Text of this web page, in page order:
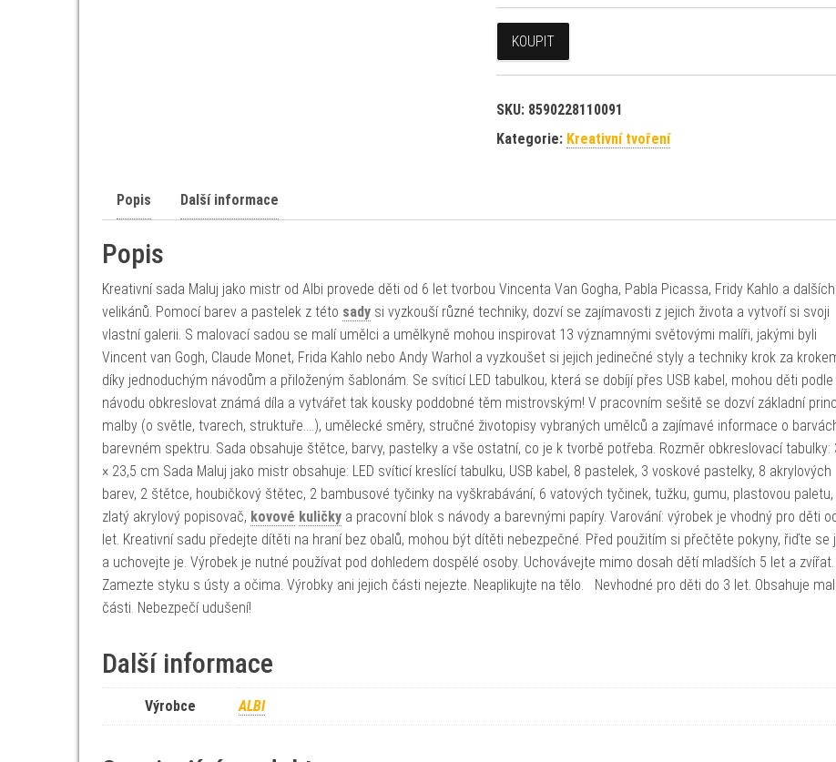
KOUPIT
SKU: 8590228110091
Kategorie: Kreativní tvoření
Popis Další informace
Popis
Kreativní sada Maluj jako mistr od Albi provede děti od 6 let tvorbou Vincenta Van Gogha, Pabla Picassa, Fridy Kahlo a dalších
velikánů. Pomocí barev a pastelek z této sady si vyzkouší různé techniky, dozví se zajímavosti z jejich života a vytvoří si svoji
vlastní galerii. S malovací sadou se malí umělci a umělkyně mohou inspirovat 13 významnými světovými malíři, jakými byli
Vincent van Gogh, Claude Monet, Frida Kahlo nebo Andy Warhol a vyzkoušet si jejich jedinečné styly a techniky krok za
díky jednoduchým návodům a přiloženým šablonám. Se svíticí LED tabulkou, která se dobíjí přes USB kabel, mohou děti podle
návodu obkreslovat známá díla a vytvářet tak kousky poddobné těm mistrovským! V pracovním sešitě se dozví základní
malby (o světle, tvarech, struktuře….), umělecké směry, stručné životopisy vybraných umělců a zajímavé informace o
barevném spektru. Sada obsahuje štětce, barvy, pastelky a vše ostatní, co je k tvorbě potřeba. Rozměr obkreslovací tabulky:
× 23,5 cm Sada Maluj jako mistr obsahuje: LED svíticí kreslící tabulku, USB kabel, 8 pastelek, 3 voskové pastelky, 8 akrylových
barev, 2 štětce, houbičkový štětec, 2 bambusové tyčinky na vyškrabávání, 6 vatových tyčinek, tužku, gumu, plastovou paletu,
zlatý akrylový popisovač, kovové kuličky a pracovní blok s návody a barevnými papíry. Varování: výrobek je vhodný pro děti
let. Kreativní sadu předejte dítěti na hraní bez obalů, mohou být dítěti nebezpečné. Před použitím si přečtěte pokyny, řiďte se
a uchovejte je. Výrobek je nutné používat pod dohledem dospělé osoby. Uchovávejte mimo dosah dětí mladších 5 let a zvířat.
Zamezte styku s ústy a očima. Výrobky ani jejich části nejezte. Neaplikujte na tělo. Nevhodné pro děti do 3 let. Obsahuje
části. Nebezpečí udušení!
Další informace
Výrobce ALBI